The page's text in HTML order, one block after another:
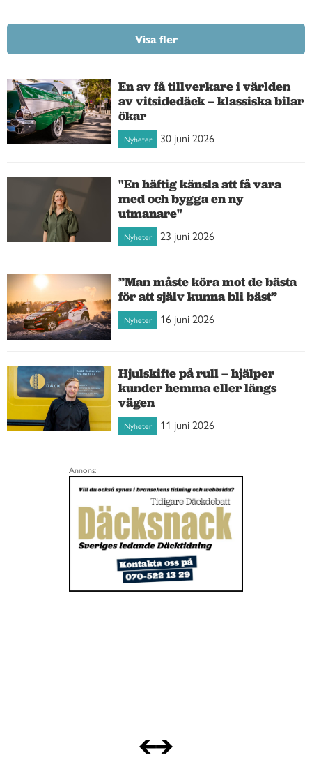
Visa fler
En av få tillverkare i världen
av vitsidedäck – klassiska bilar
ökar
Nyheter 30 juni 2026
"En häftig känsla att få vara
med och bygga en ny
utmanare"
Nyheter 23 juni 2026
”Man måste köra mot de bästa
för att själv kunna bli bäst”
Nyheter 16 juni 2026
Hjulskifte på rull – hjälper
kunder hemma eller längs
vägen
Nyheter 11 juni 2026
Annons: